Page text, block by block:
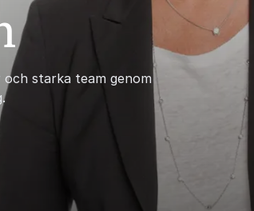
starka team genom